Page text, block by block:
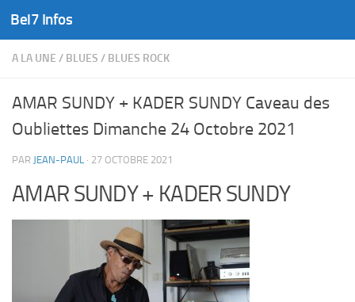
Skip to content
Bel7 Infos
A LA UNE / BLUES / BLUES ROCK
AMAR SUNDY + KADER SUNDY Caveau des
Oubliettes Dimanche 24 Octobre 2021
PAR JEAN-PAUL · 27 OCTOBRE 2021
AMAR SUNDY + KADER SUNDY